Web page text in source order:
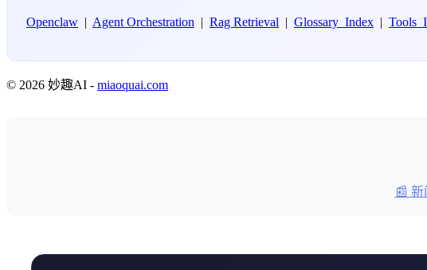
Openclaw | Agent Orchestration | Rag Retrieval | Glossary_Index |
© 2026 妙趣AI - miaoquai.com
📰